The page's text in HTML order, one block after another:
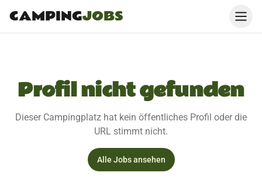
CAMPINGJOBS
Profil nicht gefunden
Dieser Campingplatz hat kein öffentliches Profil oder die
URL stimmt nicht.
Alle Jobs ansehen